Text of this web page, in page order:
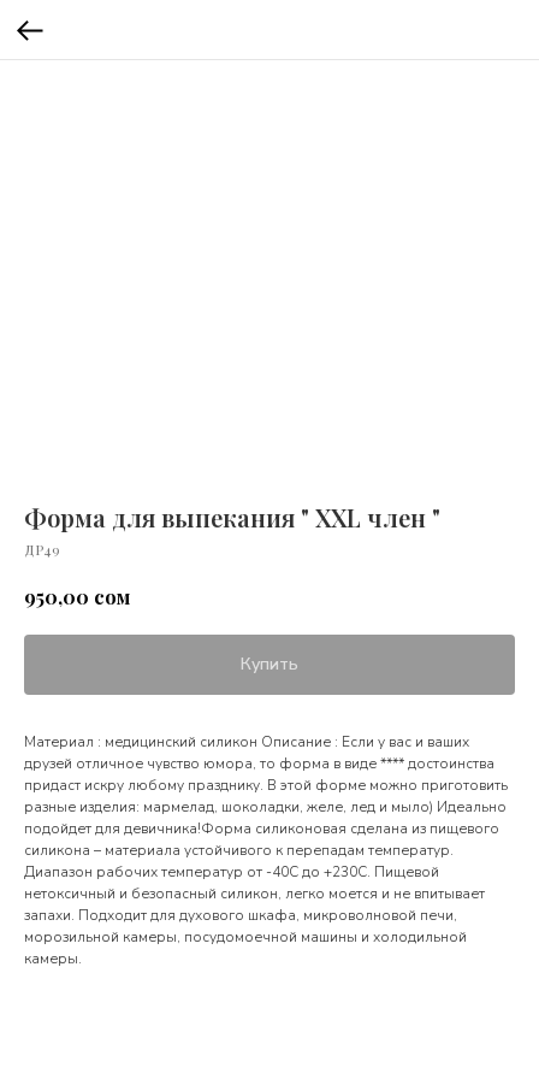
Форма для выпекания " XXL член "
ДР49
950,00 сом
Купить
Материал : медицинский силикон Описание : Если у вас и ваших
друзей отличное чувство юмора, то форма в виде **** достоинства
придаст искру любому празднику. В этой форме можно приготовить
разные изделия: мармелад, шоколадки, желе, лед и мыло) Идеально
подойдет для девичника!Форма силиконовая сделана из пищевого
силикона – материала устойчивого к перепадам температур.
Диапазон рабочих температур от -40С до +230С. Пищевой
нетоксичный и безопасный силикон, легко моется и не впитывает
запахи. Подходит для духового шкафа, микроволновой печи,
морозильной камеры, посудомоечной машины и холодильной
камеры.